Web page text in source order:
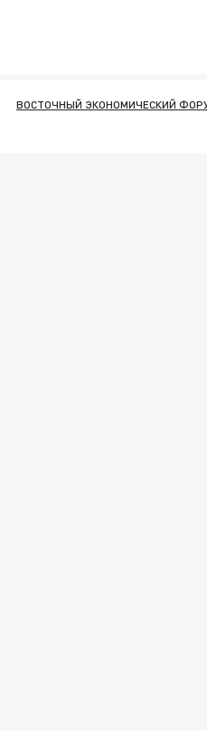
ВОСТОЧНЫЙ ЭКОНОМИЧЕСКИЙ